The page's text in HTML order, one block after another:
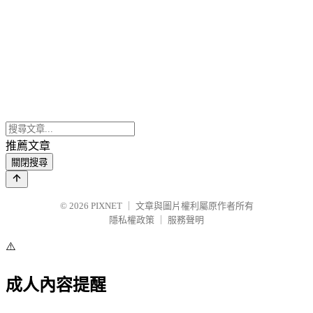
推薦文章
關閉搜尋
© 2026 PIXNET
文章與圖片權利屬原作者所有
隱私權政策
服務聲明
⚠️
成人內容提醒